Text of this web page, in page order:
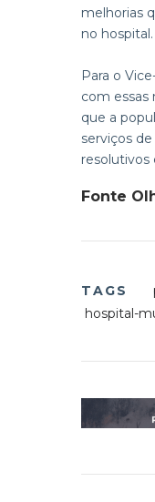
melhorias
no hospital.
Para o
com essas
que a
serviços
resolutivos
Fonte
TAGS
hospital-